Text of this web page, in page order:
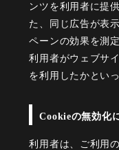
ンツを利用者に提
た、同じ広告が表
ペーンの効果を測
利用者がウェブサ
を利用したかとい
Cookieの無効化
利用者は、ご利用